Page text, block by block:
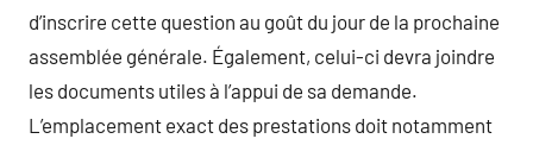
d’inscrire cette question au goût du jour de la prochaine
assemblée générale. Également, celui-ci devra joindre
les documents utiles à l’appui de sa demande.
L’emplacement exact des prestations doit notamment